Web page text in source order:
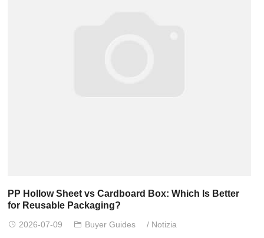
PP Hollow Sheet vs Cardboard Box:Which Is Better
for Reusable Packaging?
2026-07-09 Buyer Guides / Notizia